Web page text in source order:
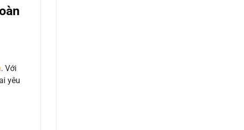
. Với
yêu